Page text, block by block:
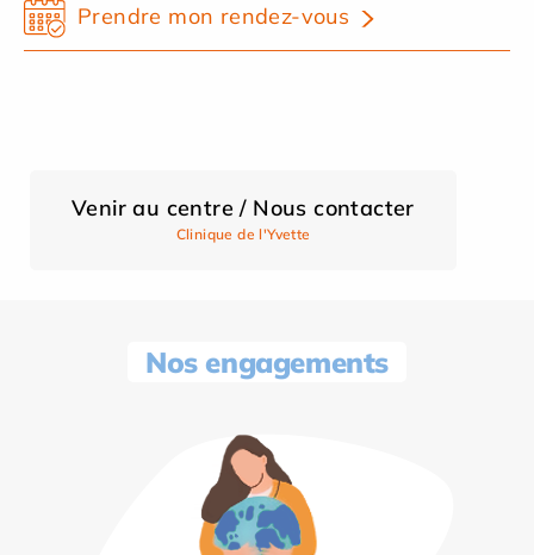
Prendre mon rendez-vous
Venir au centre / Nous contacter
Clinique de l'Yvette
Nos engagements